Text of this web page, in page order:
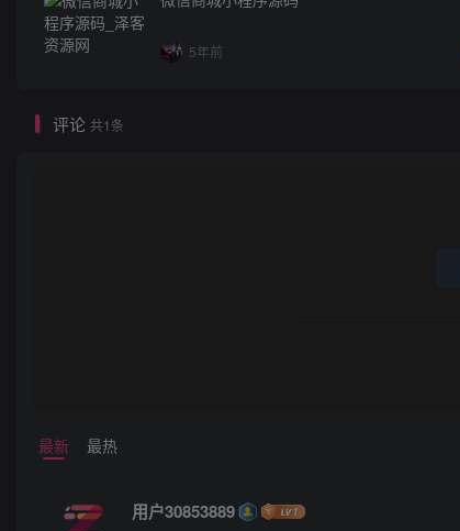
5年前
评论 共1条
最新 最热
用户30853889